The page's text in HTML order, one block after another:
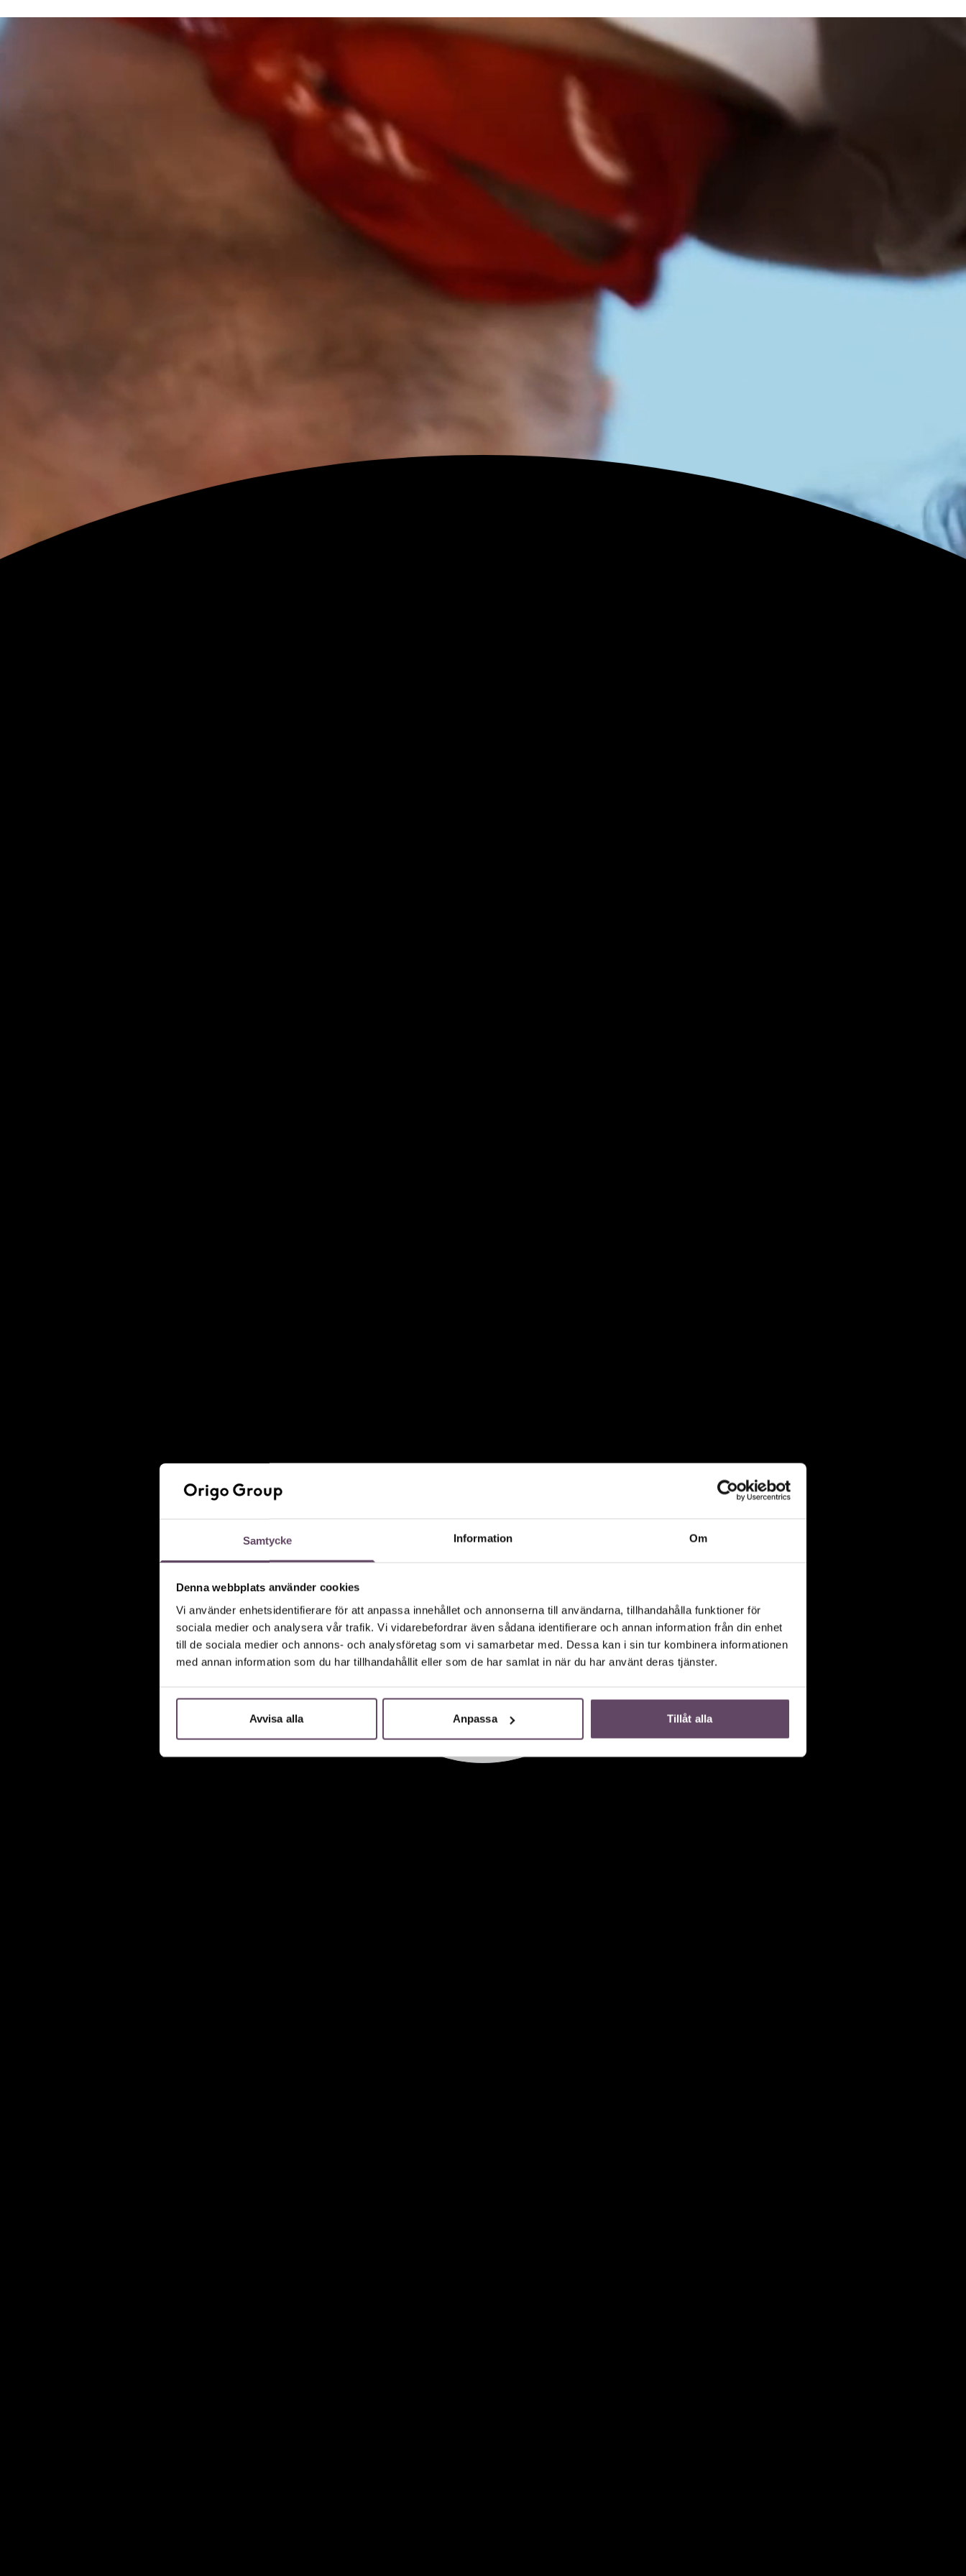
Samtycke Information Om
Denna webbplats använder cookies
Vi använder enhetsidentifierare för att anpassa innehållet och annonserna till användarna, tillhandahålla funktioner för
sociala medier och analysera vår trafik. Vi vidarebefordrar även sådana identifierare och annan information från din enhet
till de sociala medier och annons- och analysföretag som vi samarbetar med. Dessa kan i sin tur kombinera informationen
med annan information som du har tillhandahållit eller som de har samlat in när du har använt deras tjänster.
Avvisa alla Anpassa Tillåt alla
Tjänster Kunskap Om oss